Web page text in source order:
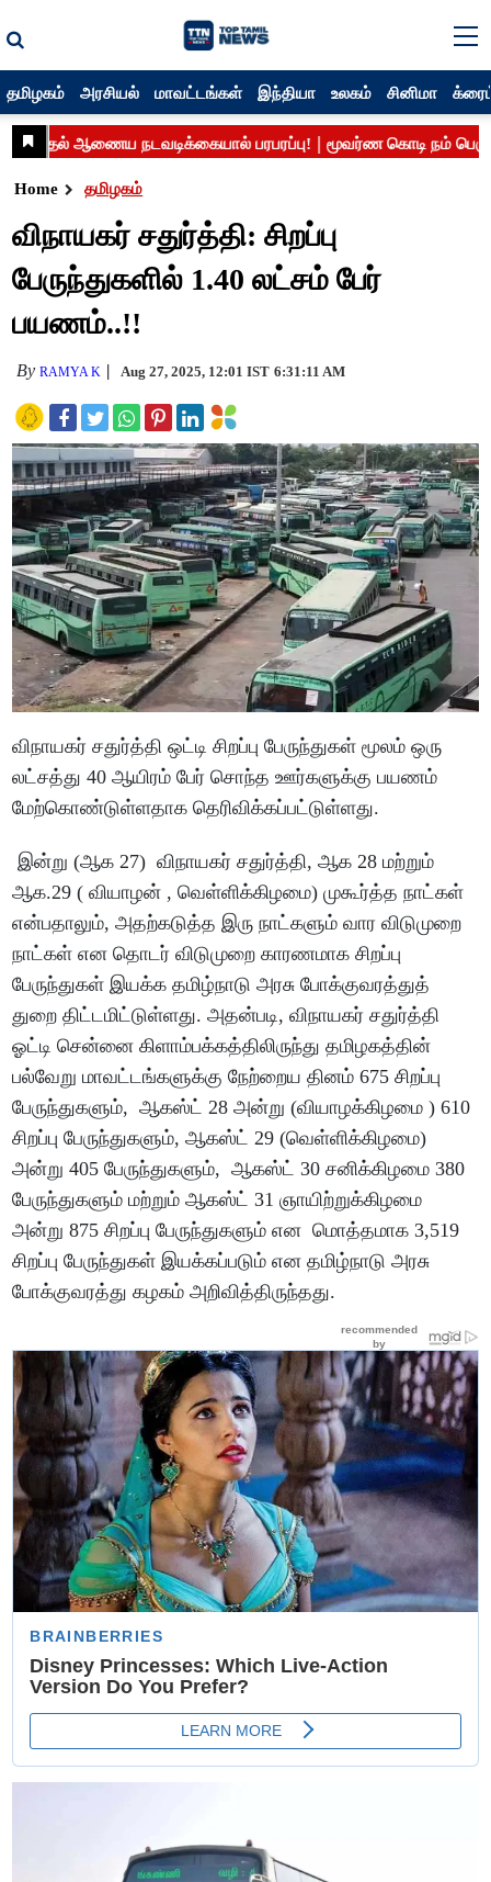
தமிழகம் அரசியல் மாவட்டங்கள் இந்தியா உலகம் சினிமா
Home தமிழகம்
விநாயகர் சதுர்த்தி: சிறப்பு
பேருந்துகளில் 1.40 லட்சம் பேர்
பயணம்..!!
ByRAMYA K Aug 27, 2025, 12:01 IST 6:31:11 AM
விநாயகர் சதுர்த்தி ஒட்டி சிறப்பு பேருந்துகள் மூலம் ஒரு
லட்சத்து 40 ஆயிரம் பேர் சொந்த ஊர்களுக்கு பயணம்
மேற்கொண்டுள்ளதாக தெரிவிக்கப்பட்டுள்ளது.
இன்று (ஆக 27) விநாயகர் சதுர்த்தி, ஆக 28 மற்றும்
ஆக.29 ( வியாழன் , வெள்ளிக்கிழமை) முகூர்த்த நாட்கள்
என்பதாலும், அதற்கடுத்த இரு நாட்களும் வார விடுமுறை
நாட்கள் என தொடர் விடுமுறை காரணமாக சிறப்பு
பேருந்துகள் இயக்க தமிழ்நாடு அரசு போக்குவரத்துத்
துறை திட்டமிட்டுள்ளது. அதன்படி, விநாயகர் சதுர்த்தி
ஓட்டி சென்னை கிளாம்பக்கத்திலிருந்து தமிழகத்தின்
பல்வேறு மாவட்டங்களுக்கு நேற்றைய தினம் 675 சிறப்பு
பேருந்துகளும், ஆகஸ்ட் 28 அன்று (வியாழக்கிழமை ) 610
சிறப்பு பேருந்துகளும், ஆகஸ்ட் 29 (வெள்ளிக்கிழமை)
அன்று 405 பேருந்துகளும், ஆகஸ்ட் 30 சனிக்கிழமை 380
பேருந்துகளும் மற்றும் ஆகஸ்ட் 31 ஞாயிற்றுக்கிழமை
அன்று 875 சிறப்பு பேருந்துகளும் என மொத்தமாக 3,519
சிறப்பு பேருந்துகள் இயக்கப்படும் என தமிழ்நாடு அரசு
போக்குவரத்து கழகம் அறிவித்திருந்தது.